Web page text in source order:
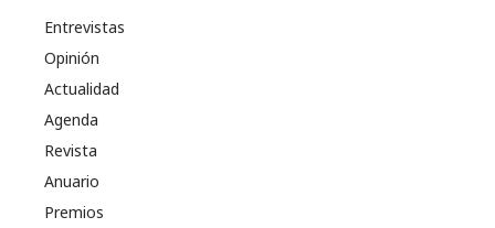
Entrevistas
Opinión
Actualidad
Agenda
Revista
Anuario
Premios